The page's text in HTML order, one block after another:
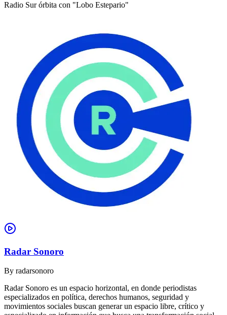
Radio Sur órbita con "Lobo Estepario"
Radar Sonoro
By radarsonoro
Radar Sonoro es un espacio horizontal, en donde periodistas
especializados en política, derechos humanos, seguridad y
movimientos sociales buscan generar un espacio libre, crítico y